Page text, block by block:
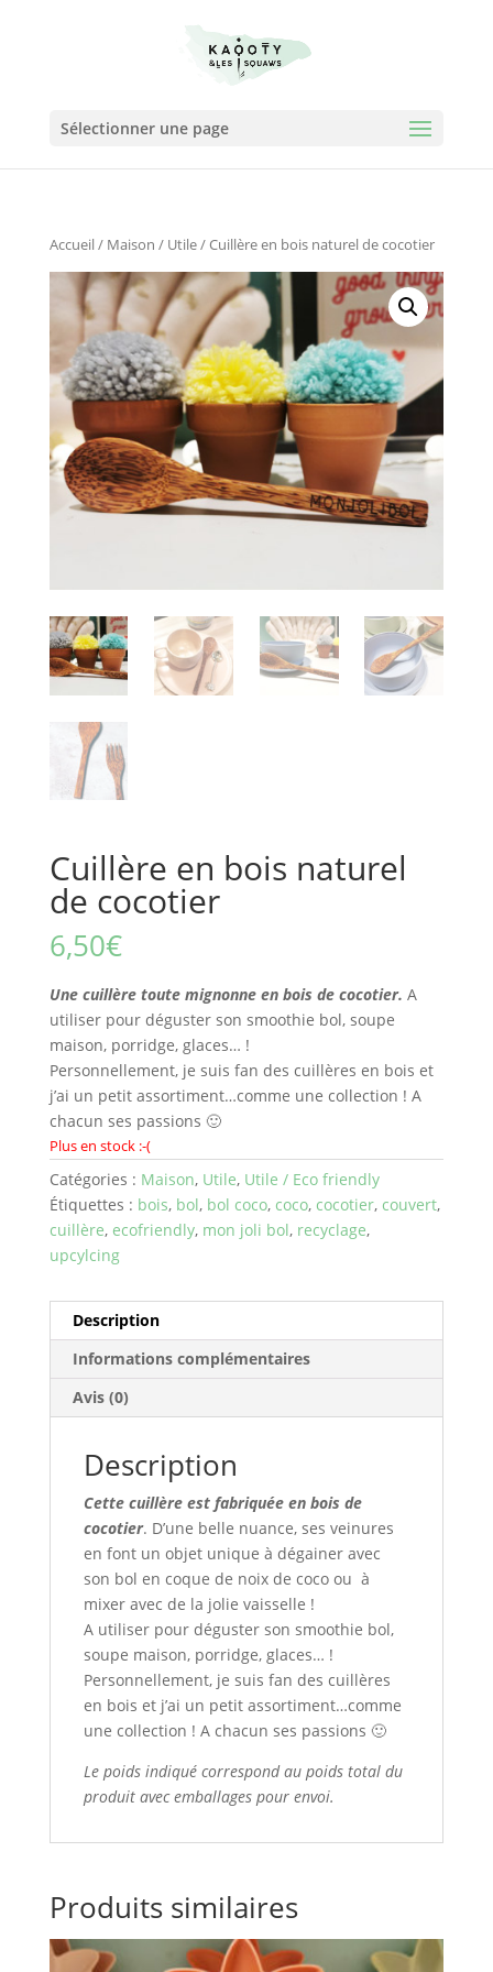
Sélectionner une page
Accueil/ Maison / Utile/ Cuillère en bois naturel de cocotier
Cuillère en bois naturel
de cocotier
6,50€
Une cuillère toute mignonne en bois de cocotier. A
utiliser pour déguster son smoothie bol, soupe
maison, porridge, glaces… !
Personnellement, je suis fan des cuillères en bois et
j’ai un petit assortiment…comme une collection ! A
chacun ses passions 🙂
Plus en stock :-(
Catégories : Maison, Utile, Utile / Eco friendly
Étiquettes : bois, bol, bol coco, coco, cocotier, couvert,
cuillère, ecofriendly, mon joli bol, recyclage,
upcylcing
Description
Informations complémentaires
Avis (0)
Description
Cette cuillère est fabriquée en bois de
cocotier. D’une belle nuance, ses veinures
en font un objet unique à dégainer avec
son bol en coque de noix de coco ou à
mixer avec de la jolie vaisselle !
A utiliser pour déguster son smoothie bol,
soupe maison, porridge, glaces… !
Personnellement, je suis fan des cuillères
en bois et j’ai un petit assortiment…comme
une collection ! A chacun ses passions 🙂
Le poids indiqué correspond au poids total du
produit avec emballages pour envoi.
Produits similaires